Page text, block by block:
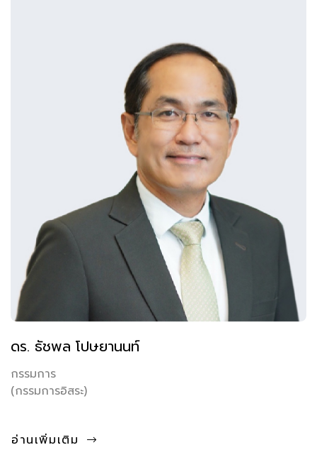
ดร. ธัชพล โปษยานนท์
กรรมการ
(กรรมการอิสระ)
อ่านเพิ่มเติม